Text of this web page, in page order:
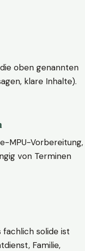
oben genannten
klare Inhalte).
MPU-Vorbereitung,
von Terminen
fachlich solide ist
Familie,